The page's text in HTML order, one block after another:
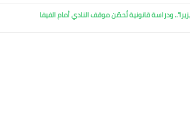
ودراسة قانونية تُحصّن موقف النادي أمام الفيفا